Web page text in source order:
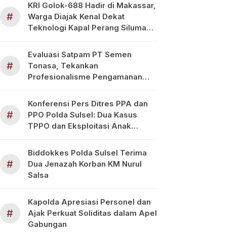
#
KRI Golok-688 Hadir di Makassar,
Warga Diajak Kenal Dekat
Teknologi Kapal Perang Siluman
#
Evaluasi Satpam PT Semen
Tonasa, Tekankan
Profesionalisme Pengamanan
#
Konferensi Pers Ditres PPA dan
PPO Polda Sulsel: Dua Kasus
TPPO dan Eksploitasi Anak
#
Biddokkes Polda Sulsel Terima
Dua Jenazah Korban KM Nurul
Salsa
#
Kapolda Apresiasi Personel dan
Ajak Perkuat Soliditas dalam Apel
Gabungan